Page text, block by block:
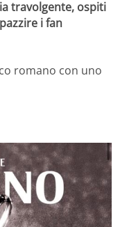
travolgente, ospiti
i fan
romano con uno